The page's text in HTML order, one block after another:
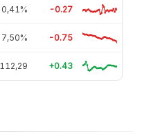
0,41% -0.27
7,50% -0.75
112,29 +0.43